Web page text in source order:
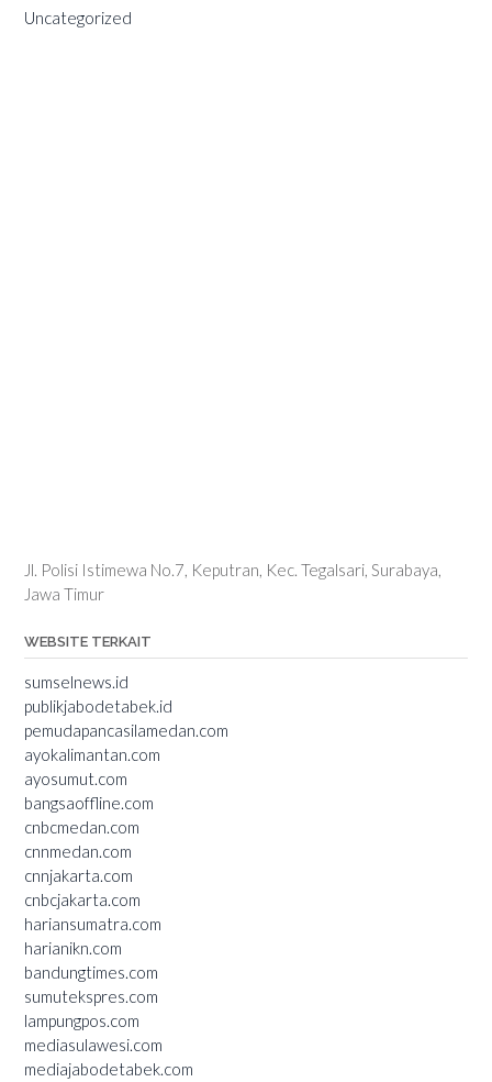
Uncategorized
Jl. Polisi Istimewa No.7, Keputran, Kec. Tegalsari, Surabaya,
Jawa Timur
WEBSITE TERKAIT
sumselnews.id
publikjabodetabek.id
pemudapancasilamedan.com
ayokalimantan.com
ayosumut.com
bangsaoffline.com
cnbcmedan.com
cnnmedan.com
cnnjakarta.com
cnbcjakarta.com
hariansumatra.com
harianikn.com
bandungtimes.com
sumutekspres.com
lampungpos.com
mediasulawesi.com
mediajabodetabek.com